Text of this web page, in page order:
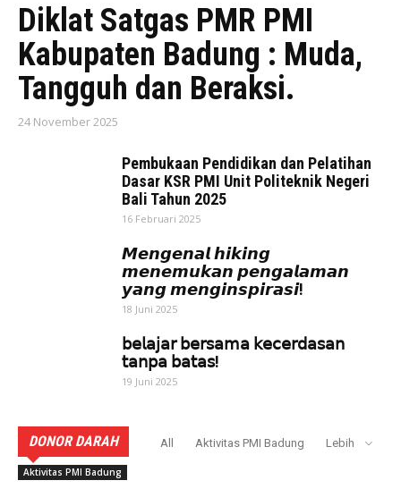
Diklat Satgas PMR PMI
Kabupaten Badung : Muda,
Tangguh dan Beraksi.
24 November 2025
Pembukaan Pendidikan dan Pelatihan
Dasar KSR PMI Unit Politeknik Negeri
Bali Tahun 2025
16 Februari 2025
𝙈𝙚𝙣𝙜𝙚𝙣𝙖𝙡 𝙝𝙞𝙠𝙞𝙣𝙜
𝙢𝙚𝙣𝙚𝙢𝙪𝙠𝙖𝙣 𝙥𝙚𝙣𝙜𝙖𝙡𝙖𝙢𝙖𝙣
𝙮𝙖𝙣𝙜 𝙢𝙚𝙣𝙜𝙞𝙣𝙨𝙥𝙞𝙧𝙖𝙨𝙞!
18 Juni 2025
𝖻𝖾𝗅𝖺𝗃𝖺𝗋 𝖻𝖾𝗋𝗌𝖺𝗆𝖺 𝗄𝖾𝖼𝖾𝗋𝖽𝖺𝗌𝖺𝗇
𝗍𝖺𝗇𝗉𝖺 𝖻𝖺𝗍𝖺𝗌!
19 Juni 2025
DONOR DARAH All Aktivitas PMI Badung Lebih
Aktivitas PMI Badung